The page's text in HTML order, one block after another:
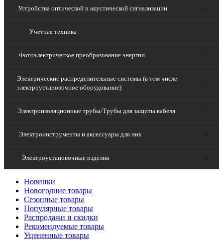
Устройства оптической и акустической сигнализации
Учетная техника
Фотоэлектрическое преобразование энергии
Электрические распределительные системы (в том числе
электроустановочное оборудование)
Электроизоляционные трубы/Трубы для защиты кабеля
Электроинструменты и аксессуары для них
Электроустановочные изделия
Новинки
Новогодние товары
Сезонные товары
Популярные товары
Распродажи и скидки
Рекомендуемые товары
Уцененные товары